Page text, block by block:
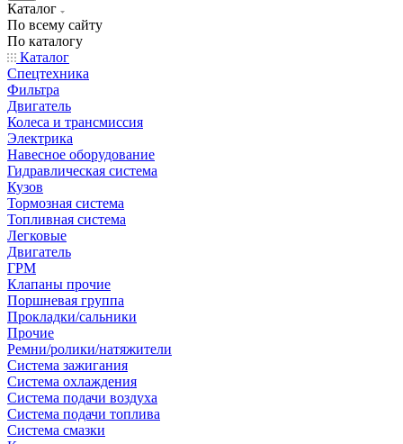
Каталог
По всему сайту
По каталогу
Каталог
Спецтехника
Фильтра
Двигатель
Колеса и трансмиссия
Электрика
Навесное оборудование
Гидравлическая система
Кузов
Тормозная система
Топливная система
Легковые
Двигатель
ГРМ
Клапаны прочие
Поршневая группа
Прокладки/сальники
Прочие
Ремни/ролики/натяжители
Система зажигания
Система охлаждения
Система подачи воздуха
Система подачи топлива
Система смазки